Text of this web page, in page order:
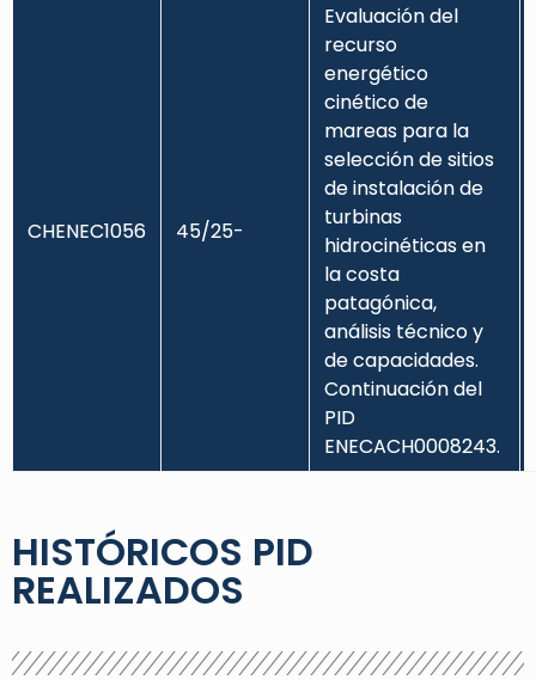
CHENEC1056 45/25-
Evaluación del
recurso
energético
cinético de
mareas para la
selección de sitios
de instalación de
turbinas
hidrocinéticas en
la costa
patagónica,
análisis técnico y
de capacidades.
Continuación del
PID
ENECACH0008243.
HISTÓRICOS PID
REALIZADOS